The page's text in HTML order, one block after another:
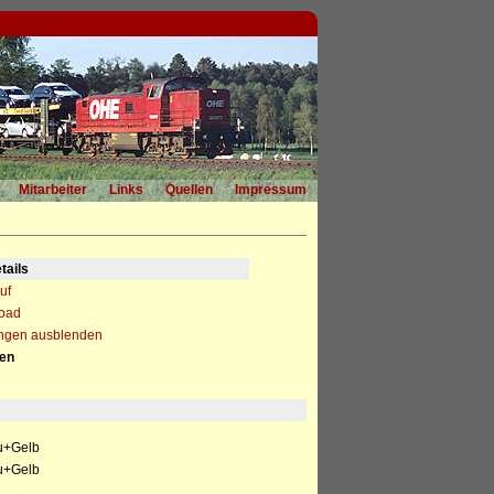
Mitarbeiter Links Quellen
Impressum
ausblenden